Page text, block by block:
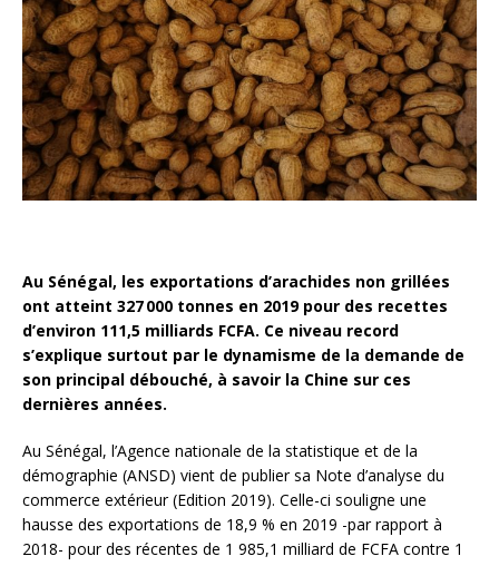
Au Sénégal, les exportations d’arachides non grillées
ont atteint 327 000 tonnes en 2019 pour des recettes
d’environ 111,5 milliards FCFA. Ce niveau record
s’explique surtout par le dynamisme de la demande de
son principal débouché, à savoir la Chine sur ces
dernières années.
Au Sénégal, l’Agence nationale de la statistique et de la
démographie (ANSD) vient de publier sa Note d’analyse du
commerce extérieur (Edition 2019). Celle-ci souligne une
hausse des exportations de 18,9 % en 2019 -par rapport à
2018- pour des récentes de 1 985,1 milliard de FCFA contre 1